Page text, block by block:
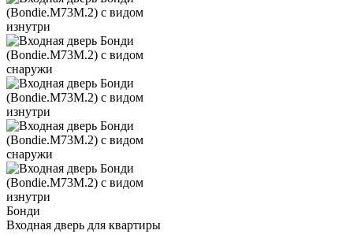
Бонди
Входная дверь для квартиры